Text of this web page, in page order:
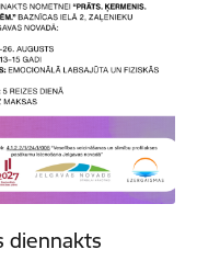
diennakts